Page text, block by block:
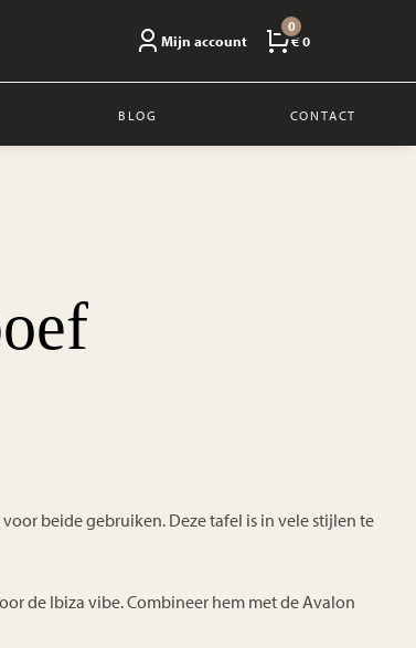
Mijn account
0
€ 0
BLOG CONTACT
beide gebruiken. Deze tafel is in vele stijlen te
de Ibiza vibe. Combineer hem met de Avalon